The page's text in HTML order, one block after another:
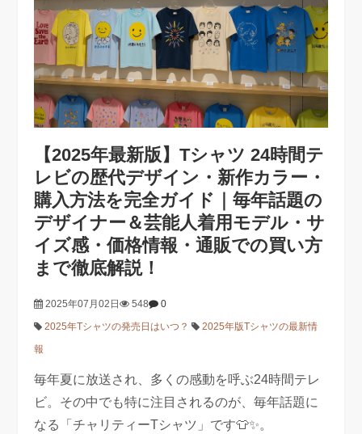
【2025年最新版】Tシャツ 24時間テ
レビの歴代デザイン・新作カラー・
購入方法を完全ガイド｜毎年話題の
デザイナー＆芸能人着用モデル・サ
イズ感・価格情報・通販での買い方
まで徹底解説！
2025年07月02日 548
0
2025年Tシャツの発売日はいつ？
2025年版Tシャツの最新情
報
毎年夏に放送され、多くの感動を呼ぶ24時間テレ
ビ。その中でも特に注目されるのが、毎年話題に
なる「チャリティーTシャツ」です👕✨。